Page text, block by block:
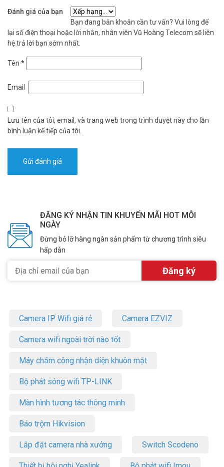
Đánh giá của bạn
Bạn đang băn khoăn cần tư vấn? Vui lòng để
lại số điện thoại hoặc lời nhắn, nhân viên Vũ Hoàng Telecom sẽ liên
hệ trả lời bạn sớm nhất.
Tên *
Email
Lưu tên của tôi, email, và trang web trong trình duyệt này cho lần
bình luận kế tiếp của tôi.
ĐĂNG KÝ NHẬN TIN KHUYẾN MÃI HOT MỖI
NGÀY
Đừng bỏ lỡ hàng ngàn sản phẩm từ chương trình siêu
hấp dẫn
Camera IP Wifi giá rẻ Camera EZVIZ
Camera wifi ngoài trời nào tốt
Máy chấm công nhận diện khuôn mặt
Bộ phát sóng wifi TP-LINK
Màn hình tương tác thông minh
Báo trộm Hikvision
Lắp đặt camera nhà xưởng Switch Scodeno